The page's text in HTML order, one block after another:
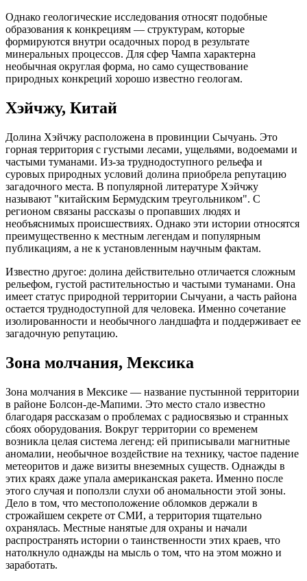
Однако геологические исследования относят подобные
образования к конкрециям — структурам, которые
формируются внутри осадочных пород в результате
минеральных процессов. Для сфер Чампа характерна
необычная округлая форма, но само существование
природных конкреций хорошо известно геологам.
Хэйчжу, Китай
Долина Хэйчжу расположена в провинции Сычуань. Это
горная территория с густыми лесами, ущельями, водоемами и
частыми туманами. Из-за труднодоступного рельефа и
суровых природных условий долина приобрела репутацию
загадочного места. В популярной литературе Хэйчжу
называют "китайским Бермудским треугольником". С
регионом связаны рассказы о пропавших людях и
необъяснимых происшествиях. Однако эти истории относятся
преимущественно к местным легендам и популярным
публикациям, а не к установленным научным фактам.
Известно другое: долина действительно отличается сложным
рельефом, густой растительностью и частыми туманами. Она
имеет статус природной территории Сычуани, а часть района
остается труднодоступной для человека. Именно сочетание
изолированности и необычного ландшафта и поддерживает ее
загадочную репутацию.
Зона молчания, Мексика
Зона молчания в Мексике — название пустынной территории
в районе Болсон-де-Мапими. Это место стало известно
благодаря рассказам о проблемах с радиосвязью и странных
сбоях оборудования. Вокруг территории со временем
возникла целая система легенд: ей приписывали магнитные
аномалии, необычное воздействие на технику, частое падение
метеоритов и даже визиты внеземных существ. Однажды в
этих краях даже упала американская ракета. Именно после
этого случая и поползли слухи об аномальности этой зоны.
Дело в том, что местоположение обломков держали в
строжайшем секрете от СМИ, а территория тщательно
охранялась. Местные нанятые для охраны и начали
распространять истории о таинственности этих краев, что
натолкнуло однажды на мысль о том, что на этом можно и
заработать.